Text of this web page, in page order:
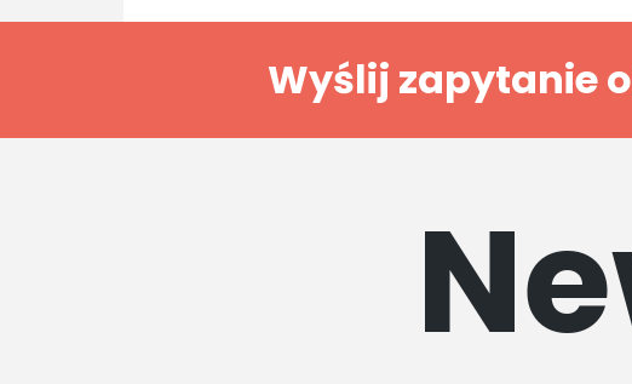
Wyślij zapytanie